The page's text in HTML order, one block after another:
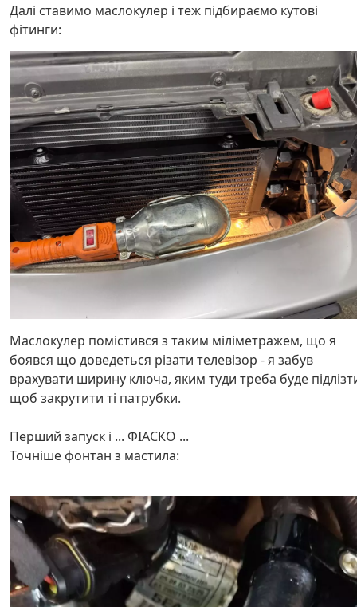
Далі ставимо маслокулер і теж підбираємо кутові
фітинги:
Маслокулер помістився з таким міліметражем, що я
боявся що доведеться різати телевізор - я забув
врахувати ширину ключа, яким туди треба буде
щоб закрутити ті патрубки.
Перший запуск і ... ФІАСКО ...
Точніше фонтан з мастила: